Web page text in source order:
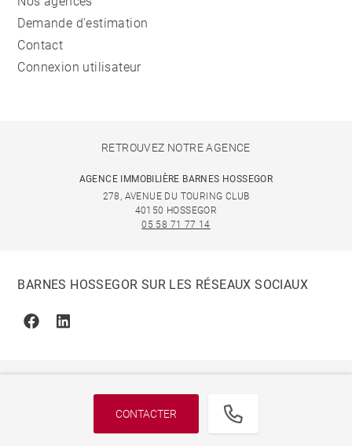
CONTACTER
Demande d'estimation
Contact
Connexion utilisateur
RETROUVEZ NOTRE AGENCE
AGENCE IMMOBILIÈRE BARNES HOSSEGOR
278, AVENUE DU TOURING CLUB
40150 HOSSEGOR
05 58 71 77 14
BARNES HOSSEGOR SUR LES RÉSEAUX SOCIAUX
FacebookLinkedin
© 2026 BARNES, INTERNATIONAL REALTY - BARNES
INTERNATIONAL